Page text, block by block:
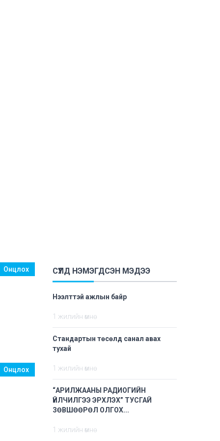
Онцлох
Онцлох
СҮҮЛД НЭМЭГДСЭН МЭДЭЭ
Нээлттэй ажлын байр
1 жилийн өмнө
Стандартын төсөлд санал авах
тухай
1 жилийн өмнө
“АРИЛЖААНЫ РАДИОГИЙН
ҮЙЛЧИЛГЭЭ ЭРХЛЭХ” ТУСГАЙ
ЗӨВШӨӨРӨЛ ОЛГОХ...
1 жилийн өмнө